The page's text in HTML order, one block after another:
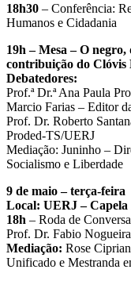
18h30 – Conferência:
Humanos e Cidadania
19h – Mesa – O
contribuição do
Debatedores:
Prof.ª Dr.ª Ana Paula
Marcio Farias – Editor
Prof. Dr. Roberto
Proded-TS/UERJ
Mediação: Juninho –
Socialismo e Liberdade
9 de maio – terça-feira
Local: UERJ – Capela
18h – Roda de
Prof. Dr. Fabio
Mediação: Rose
Unificado e Mestranda